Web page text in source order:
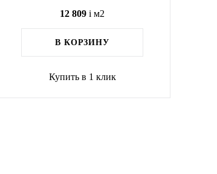
12 809 i м2
В КОРЗИНУ
Купить в 1 клик